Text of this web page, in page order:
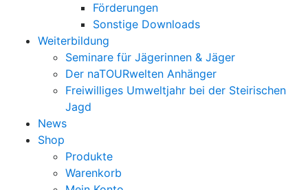
Förderungen
Sonstige Downloads
Weiterbildung
Seminare für Jägerinnen & Jäger
Der naTOURwelten Anhänger
Freiwilliges Umweltjahr bei der Steirischen
Jagd
News
Shop
Produkte
Warenkorb